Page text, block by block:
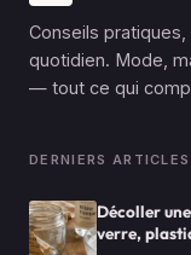
Conseils
quotidien. Mode,
— tout ce qui
DERNIERS
Décoller
verre,